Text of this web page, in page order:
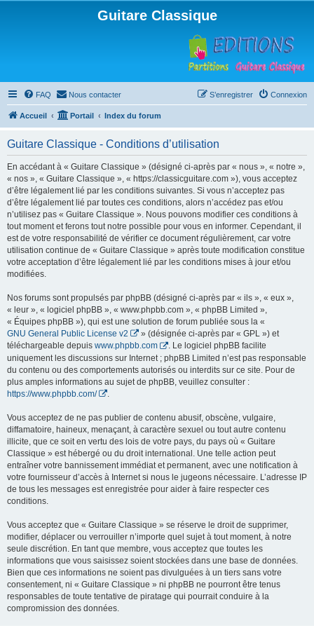
Guitare Classique
FAQ Nous contacter Connexion
S’enregistrer
Accueil Portail Index du forum
Guitare Classique - Conditions d’utilisation
En accédant à « Guitare Classique » (désigné ci-après par « nous », « notre »,
« nos », « Guitare Classique », « https://classicguitare.com »), vous acceptez
d’être légalement lié par les conditions suivantes. Si vous n’acceptez pas
d’être légalement lié par toutes ces conditions, alors n’accédez pas et/ou
n’utilisez pas « Guitare Classique ». Nous pouvons modifier ces conditions à
tout moment et ferons tout notre possible pour vous en informer. Cependant, il
est de votre responsabilité de vérifier ce document régulièrement, car votre
utilisation continue de « Guitare Classique » après toute modification constitue
votre acceptation d’être légalement lié par les conditions mises à jour et/ou
modifiées.
Nos forums sont propulsés par phpBB (désigné ci-après par « ils », « eux »,
« leur », « logiciel phpBB », « www.phpbb.com », « phpBB Limited »,
« Équipes phpBB »), qui est une solution de forum publiée sous la «
GNU General Public License v2
» (désignée ci-après par « GPL ») et
téléchargeable depuis www.phpbb.com
. Le logiciel phpBB facilite
uniquement les discussions sur Internet ; phpBB Limited n’est pas responsable
du contenu ou des comportements autorisés ou interdits sur ce site. Pour de
plus amples informations au sujet de phpBB, veuillez consulter :
https://www.phpbb.com/
Vous acceptez de ne pas publier de contenu abusif, obscène, vulgaire,
diffamatoire, haineux, menaçant, à caractère sexuel ou tout autre contenu
illicite, que ce soit en vertu des lois de votre pays, du pays où « Guitare
Classique » est hébergé ou du droit international. Une telle action peut
entraîner votre bannissement immédiat et permanent, avec une notification à
votre fournisseur d’accès à Internet si nous le jugeons nécessaire. L’adresse IP
de tous les messages est enregistrée pour aider à faire respecter ces
conditions.
Vous acceptez que « Guitare Classique » se réserve le droit de supprimer,
modifier, déplacer ou verrouiller n’importe quel sujet à tout moment, à notre
seule discrétion. En tant que membre, vous acceptez que toutes les
informations que vous saisissez soient stockées dans une base de données.
Bien que ces informations ne soient pas divulguées à un tiers sans votre
consentement, ni « Guitare Classique » ni phpBB ne pourront être tenus
responsables de toute tentative de piratage qui pourrait conduire à la
compromission des données.